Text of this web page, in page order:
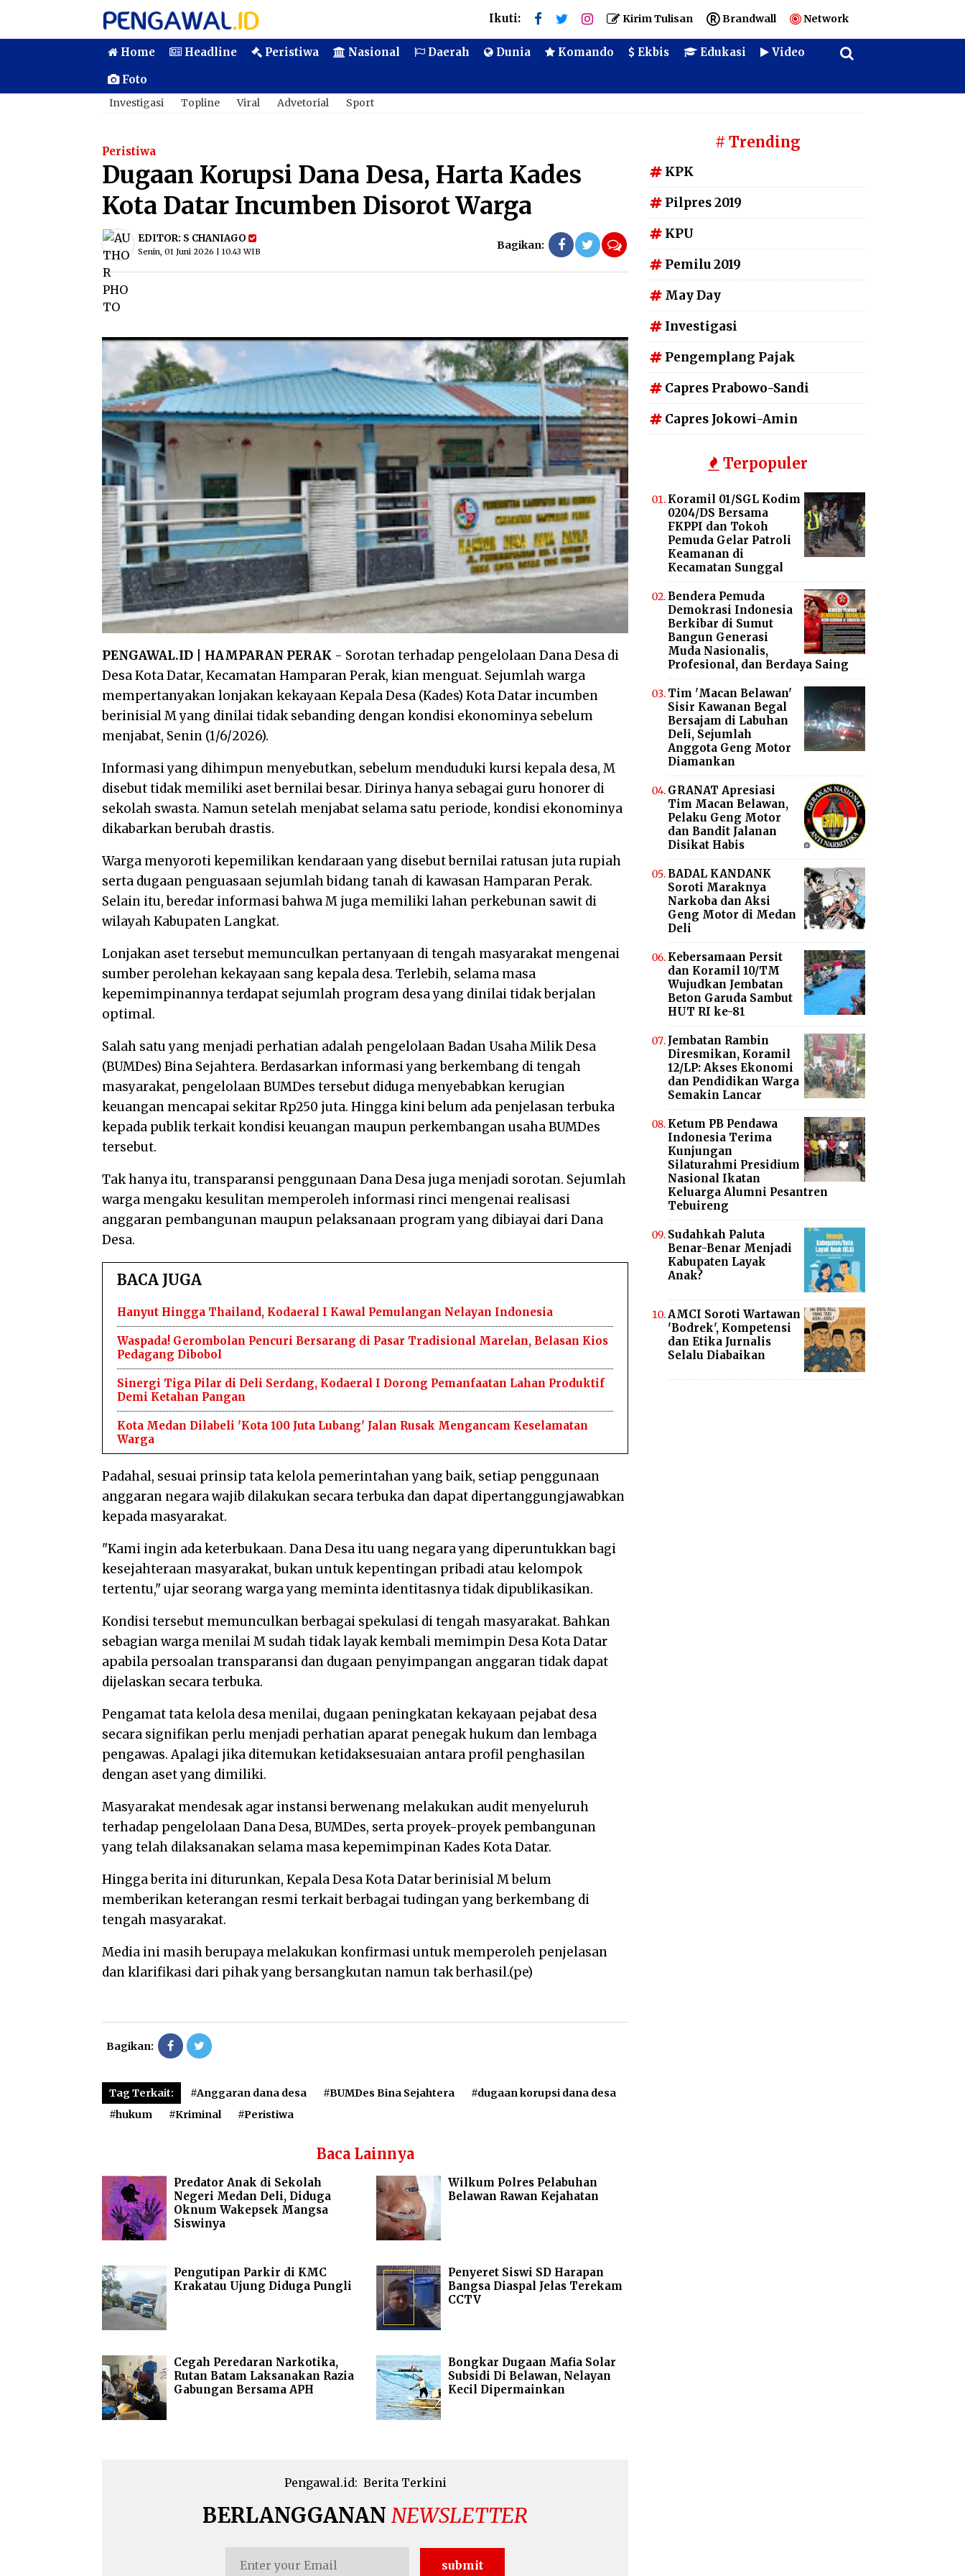
Ikuti: Kirim Tulisan Brandwall Network
Home Headline Peristiwa Nasional Daerah Dunia Komando Ekbis Edukasi
Video
Foto
Investigasi Topline Viral Advetorial Sport
Peristiwa
Dugaan Korupsi Dana Desa, Harta Kades
Kota Datar Incumben Disorot Warga
EDITOR: S CHANIAGO
Senin, 01 Juni 2026 | 10.43 WIB Bagikan:
nta
r
PENGAWAL.ID | HAMPARAN PERAK - Sorotan terhadap pengelolaan Dana Desa di
Desa Kota Datar, Kecamatan Hamparan Perak, kian menguat. Sejumlah warga
mempertanyakan lonjakan kekayaan Kepala Desa (Kades) Kota Datar incumben
berinisial M yang dinilai tidak sebanding dengan kondisi ekonominya sebelum
menjabat, Senin (1/6/2026).
Informasi yang dihimpun menyebutkan, sebelum menduduki kursi kepala desa, M
disebut tidak memiliki aset bernilai besar. Dirinya hanya sebagai guru honorer di
sekolah swasta. Namun setelah menjabat selama satu periode, kondisi ekonominya
dikabarkan berubah drastis.
Warga menyoroti kepemilikan kendaraan yang disebut bernilai ratusan juta rupiah
serta dugaan penguasaan sejumlah bidang tanah di kawasan Hamparan Perak.
Selain itu, beredar informasi bahwa M juga memiliki lahan perkebunan sawit di
wilayah Kabupaten Langkat.
Lonjakan aset tersebut memunculkan pertanyaan di tengah masyarakat mengenai
sumber perolehan kekayaan sang kepala desa. Terlebih, selama masa
kepemimpinannya terdapat sejumlah program desa yang dinilai tidak berjalan
optimal.
Salah satu yang menjadi perhatian adalah pengelolaan Badan Usaha Milik Desa
(BUMDes) Bina Sejahtera. Berdasarkan informasi yang berkembang di tengah
masyarakat, pengelolaan BUMDes tersebut diduga menyebabkan kerugian
keuangan mencapai sekitar Rp250 juta. Hingga kini belum ada penjelasan terbuka
kepada publik terkait kondisi keuangan maupun perkembangan usaha BUMDes
tersebut.
Tak hanya itu, transparansi penggunaan Dana Desa juga menjadi sorotan. Sejumlah
warga mengaku kesulitan memperoleh informasi rinci mengenai realisasi
anggaran pembangunan maupun pelaksanaan program yang dibiayai dari Dana
Desa.
BACA JUGA
Hanyut Hingga Thailand, Kodaeral I Kawal Pemulangan Nelayan Indonesia ‎
Waspada! Gerombolan Pencuri Bersarang di Pasar Tradisional Marelan, Belasan Kios
Pedagang Dibobol
Sinergi Tiga Pilar di Deli Serdang, Kodaeral I Dorong Pemanfaatan Lahan Produktif
Demi Ketahan Pangan
Kota Medan Dilabeli 'Kota 100 Juta Lubang' Jalan Rusak Mengancam Keselamatan
Warga
Padahal, sesuai prinsip tata kelola pemerintahan yang baik, setiap penggunaan
anggaran negara wajib dilakukan secara terbuka dan dapat dipertanggungjawabkan
kepada masyarakat.
"Kami ingin ada keterbukaan. Dana Desa itu uang negara yang diperuntukkan bagi
kesejahteraan masyarakat, bukan untuk kepentingan pribadi atau kelompok
tertentu," ujar seorang warga yang meminta identitasnya tidak dipublikasikan.
Kondisi tersebut memunculkan berbagai spekulasi di tengah masyarakat. Bahkan
sebagian warga menilai M sudah tidak layak kembali memimpin Desa Kota Datar
apabila persoalan transparansi dan dugaan penyimpangan anggaran tidak dapat
dijelaskan secara terbuka.
Pengamat tata kelola desa menilai, dugaan peningkatan kekayaan pejabat desa
secara signifikan perlu menjadi perhatian aparat penegak hukum dan lembaga
pengawas. Apalagi jika ditemukan ketidaksesuaian antara profil penghasilan
dengan aset yang dimiliki.
Masyarakat mendesak agar instansi berwenang melakukan audit menyeluruh
terhadap pengelolaan Dana Desa, BUMDes, serta proyek-proyek pembangunan
yang telah dilaksanakan selama masa kepemimpinan Kades Kota Datar.
Hingga berita ini diturunkan, Kepala Desa Kota Datar berinisial M belum
memberikan keterangan resmi terkait berbagai tudingan yang berkembang di
tengah masyarakat.
Media ini masih berupaya melakukan konfirmasi untuk memperoleh penjelasan
dan klarifikasi dari pihak yang bersangkutan namun tak berhasil.(pe)
Bagikan:
Tag Terkait: #Anggaran dana desa #BUMDes Bina Sejahtera
#dugaan korupsi dana desa
#hukum
#Kriminal #Peristiwa
Baca Lainnya
Predator Anak di Sekolah
Negeri Medan Deli, Diduga
Oknum Wakepsek Mangsa
Siswinya
Wilkum Polres Pelabuhan
Belawan Rawan Kejahatan
Pengutipan Parkir di KMC
Krakatau Ujung Diduga Pungli
Penyeret Siswi SD Harapan
Bangsa Diaspal Jelas Terekam
CCTV
Cegah Peredaran Narkotika,
Rutan Batam Laksanakan Razia
Gabungan Bersama APH
Bongkar Dugaan Mafia Solar
Subsidi Di Belawan, Nelayan
Kecil Dipermainkan
Pengawal.id: Berita Terkini
BERLANGGANAN NEWSLETTER
# Trending
KPK
Pilpres 2019
KPU
Pemilu 2019
May Day
Investigasi
Pengemplang Pajak
Capres Prabowo-Sandi
Capres Jokowi-Amin
Terpopuler
Koramil 01/SGL Kodim
0204/DS Bersama
FKPPI dan Tokoh
Pemuda Gelar Patroli
Keamanan di
Kecamatan Sunggal
Bendera Pemuda
Demokrasi Indonesia
Berkibar di Sumut
Bangun Generasi
Muda Nasionalis,
Profesional, dan Berdaya Saing
Tim 'Macan Belawan'
Sisir Kawanan Begal
Bersajam di Labuhan
Deli, Sejumlah
Anggota Geng Motor
Diamankan
GRANAT Apresiasi
Tim Macan Belawan,
Pelaku Geng Motor
dan Bandit Jalanan
Disikat Habis
BADAL KANDANK
Soroti Maraknya
Narkoba dan Aksi
Geng Motor di Medan
Deli
Kebersamaan Persit
dan Koramil 10/TM
Wujudkan Jembatan
Beton Garuda Sambut
HUT RI ke-81
Jembatan Rambin
Diresmikan, Koramil
12/LP: Akses Ekonomi
dan Pendidikan Warga
Semakin Lancar
Ketum PB Pendawa
Indonesia Terima
Kunjungan
Silaturahmi Presidium
Nasional Ikatan
Keluarga Alumni Pesantren
Tebuireng
Sudahkah Paluta
Benar-Benar Menjadi
Kabupaten Layak
Anak?
AMCI Soroti Wartawan
'Bodrek', Kompetensi
dan Etika Jurnalis
Selalu Diabaikan